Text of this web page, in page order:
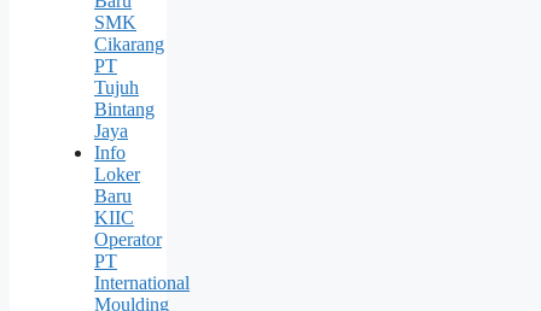
SMK
Cikarang
PT
Tujuh
Bintang
Jaya
Info
Loker
Baru
KIIC
Operator
PT
International
Moulding